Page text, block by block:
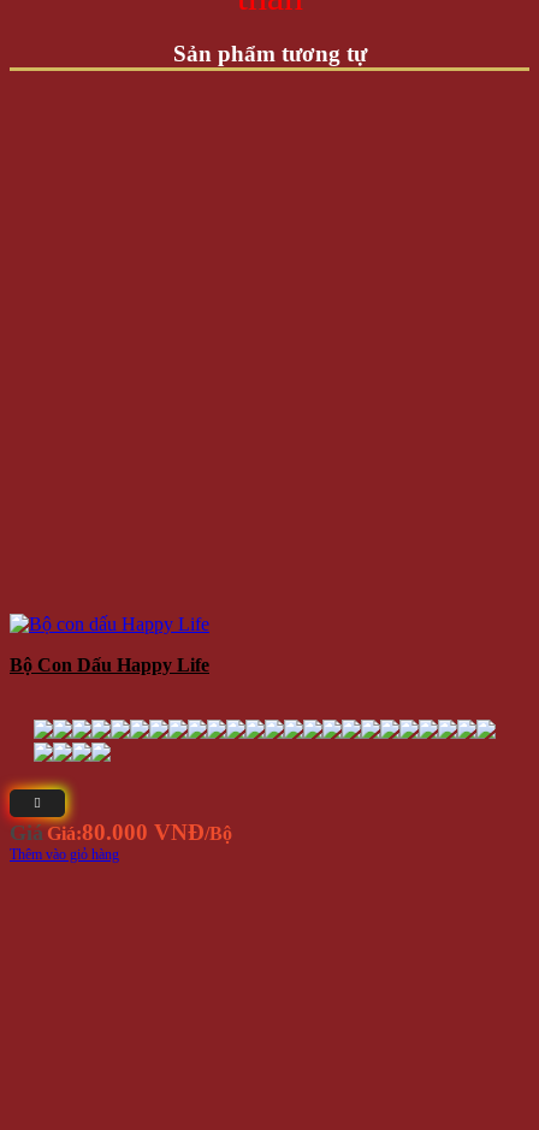
Sản phẩm tương tự
Bộ Con Dấu Happy Life
Giá Giá:80.000 VNĐ/Bộ
Thêm vào giỏ hàng